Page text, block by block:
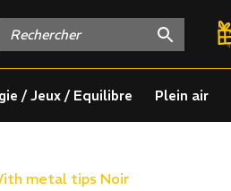
/ Jeux / Equilibre Plein air
metal tips Noir